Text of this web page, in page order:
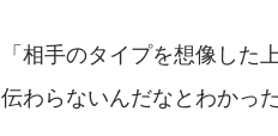
「相手のタイプを想像し
伝わらないんだなとわかっ